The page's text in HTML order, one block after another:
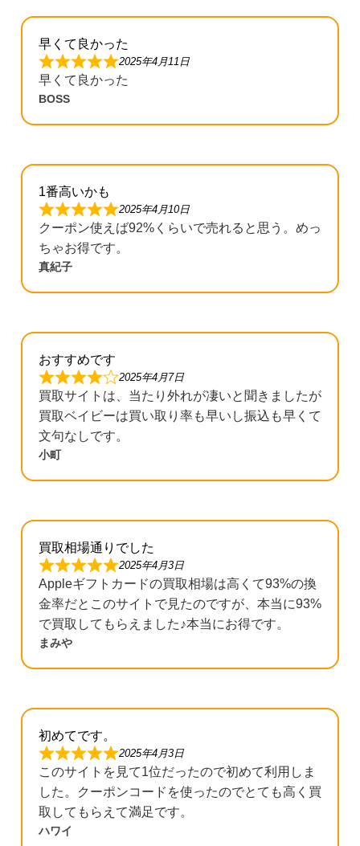
早くて良かった
2025年4月11日
早くて良かった
BOSS
1番高いかも
2025年4月10日
クーポン使えば92%くらいで売れると思う。めっ
ちゃお得です。
真紀子
おすすめです
2025年4月7日
買取サイトは、当たり外れが凄いと聞きましたが
買取ベイビーは買い取り率も早いし振込も早くて
文句なしです。
小町
買取相場通りでした
2025年4月3日
Appleギフトカードの買取相場は高くて93%の換
金率だとこのサイトで見たのですが、本当に93%
で買取してもらえました♪本当にお得です。
まみや
初めてです。
2025年4月3日
このサイトを見て1位だったので初めて利用しま
した。クーポンコードを使ったのでとても高く買
取してもらえて満足です。
ハワイ